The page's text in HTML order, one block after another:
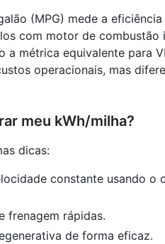
(MPG) mede a eficiência
com motor de combustão
a métrica equivalente para
operacionais, mas
meu kWh/milha?
dicas:
constante usando o
frenagem rápidas.
de forma eficaz.